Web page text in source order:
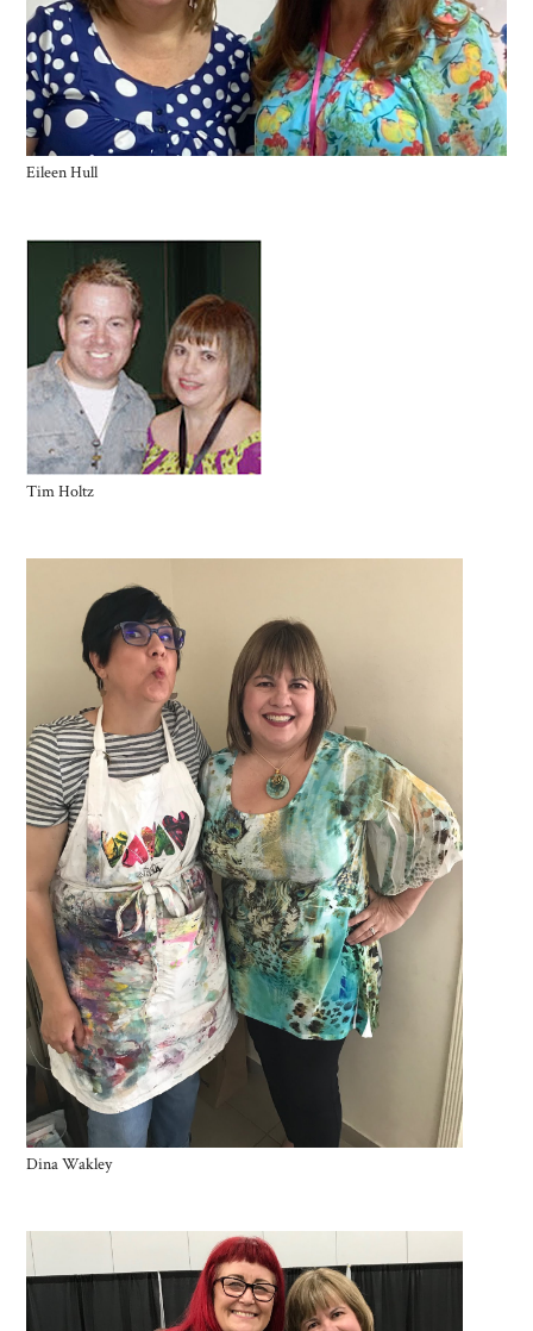
Eileen Hull
Tim Holtz
Dina Wakley